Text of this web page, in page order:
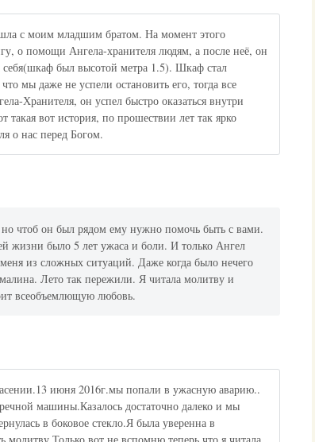
с моим младшим братом. На момент этого
о помощи Ангела-хранителя людям, а после неё, он
был высотой метра 1.5). Шкаф стал
мы даже не успели остановить его, тогда все
Хранителя, он успел быстро оказаться внутри
такая вот история, по прошествии лет так ярко
о нас перед Богом.
чтоб он был рядом ему нужно помочь быть с вами.
жизни было 5 лет ужаса и боли. И только Ангел
из сложных ситуаций. Даже когда было нечего
Лето так пережили. Я читала молитву и
всеобъемлющую любовь.
июня 2016г.мы попали в ужасную аварию..
машины.Казалось достаточно далеко и мы
в боковое стекло.Я была уверенна в